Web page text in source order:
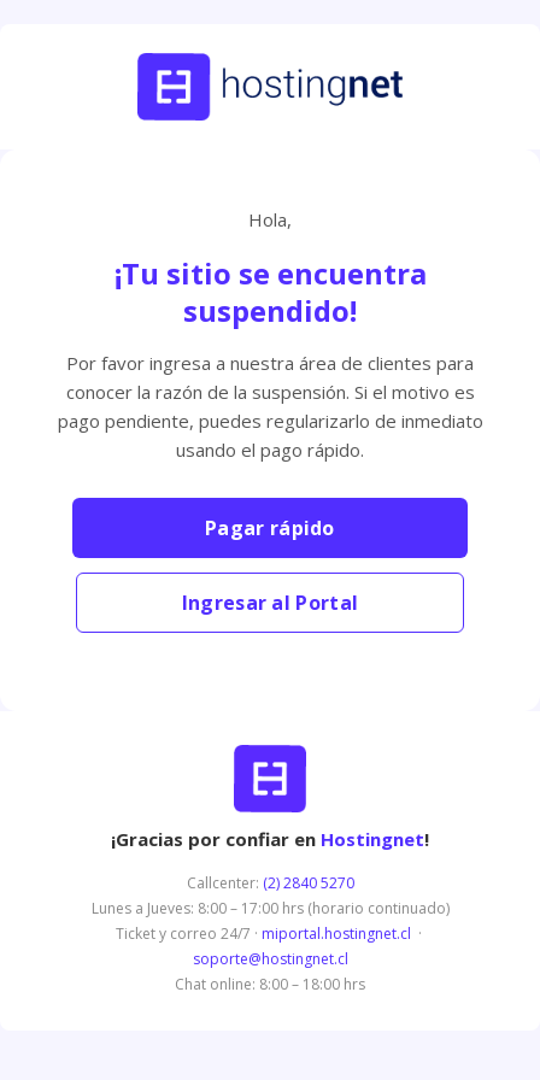
Hola,
¡Tu sitio se encuentra
suspendido!
Por favor ingresa a nuestra área de clientes para
conocer la razón de la suspensión. Si el motivo es
pago pendiente, puedes regularizarlo de inmediato
usando el pago rápido.
Pagar rápido
Ingresar al Portal
¡Gracias por confiar en Hostingnet!
Callcenter: (2) 2840 5270
Lunes a Jueves: 8:00 – 17:00 hrs (horario continuado)
Ticket y correo 24/7 · miportal.hostingnet.cl ·
soporte@hostingnet.cl
Chat online: 8:00 – 18:00 hrs